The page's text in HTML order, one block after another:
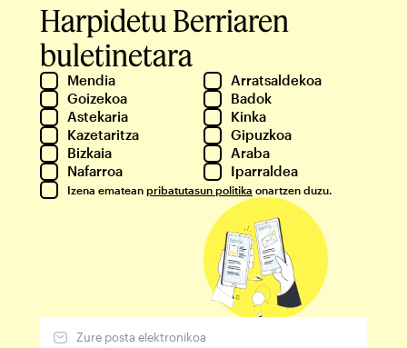
Harpidetu Berriaren
buletinetara
Mendia
Arratsaldekoa
Goizekoa
Badok
Astekaria
Kinka
Kazetaritza
Gipuzkoa
Bizkaia
Araba
Nafarroa
Iparraldea
Izena ematean pribatutasun politika onartzen duzu.